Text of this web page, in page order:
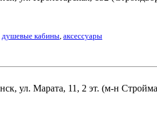
душевые кабины, аксессуары
ул. Марата, 11, 2 эт. (м-н